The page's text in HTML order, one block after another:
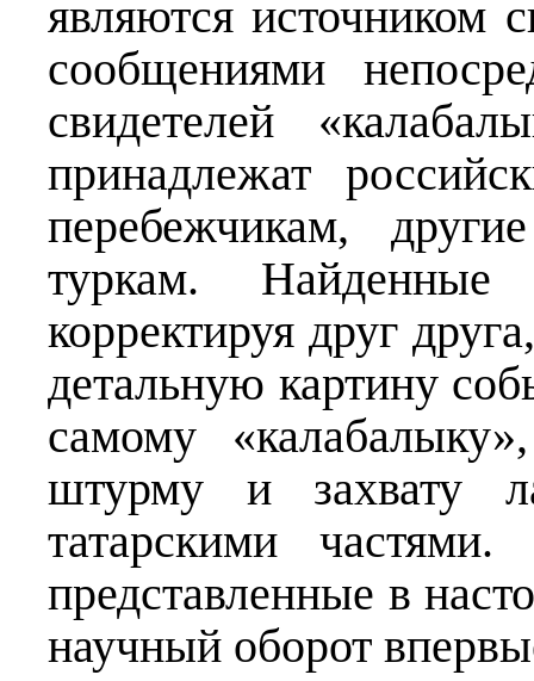
являются источником
сообщениями
свидетелей
принадлежат
перебежчикам,
туркам.
корректируя друг
детальную картину
самому
штурму и захвату
татарскими
представленные в
научный оборот